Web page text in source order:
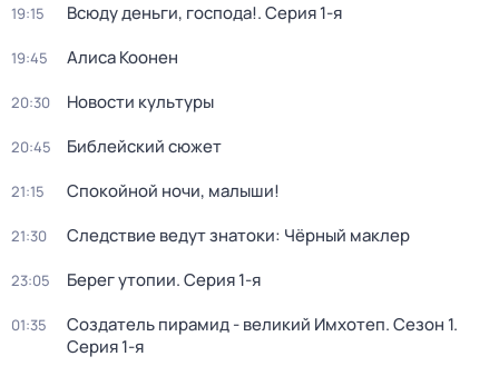
19:15 Всюду деньги, господа!. Серия 1-я
19:45 Алиса Коонен
20:30 Новости культуры
20:45 Библейский сюжет
21:15 Спокойной ночи, малыши!
21:30 Следствие ведут знатоки: Чёрный маклер
23:05 Берег утопии. Серия 1-я
01:35 Создатель пирамид - великий Имхотеп. Сезон 1.
Серия 1-я